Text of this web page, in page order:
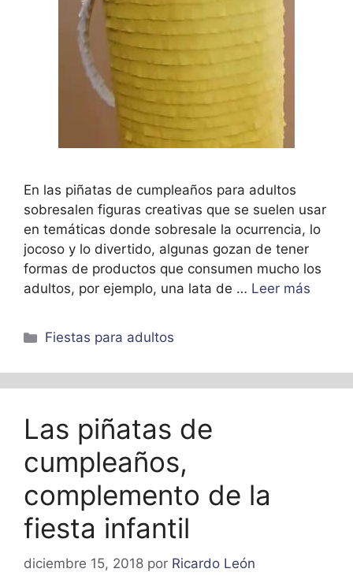
En las piñatas de cumpleaños para adultos
sobresalen figuras creativas que se suelen usar
en temáticas donde sobresale la ocurrencia, lo
jocoso y lo divertido, algunas gozan de tener
formas de productos que consumen mucho los
adultos, por ejemplo, una lata de … Leer más
Categorías
Fiestas para adultos
Las piñatas de
cumpleaños,
complemento de la
fiesta infantil
diciembre 15, 2018 por Ricardo León